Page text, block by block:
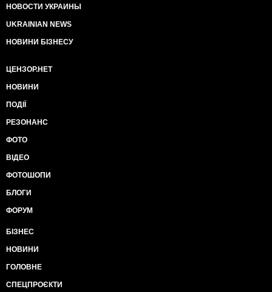
НОВОСТИ УКРАИНЫ
UKRAINIAN NEWS
НОВИНИ БІЗНЕСУ
ЦЕНЗОР.НЕТ
НОВИНИ
ПОДІЇ
РЕЗОНАНС
ФОТО
ВІДЕО
ФОТОШОПИ
БЛОГИ
ФОРУМ
БІЗНЕС
НОВИНИ
ГОЛОВНЕ
СПЕЦПРОЄКТИ